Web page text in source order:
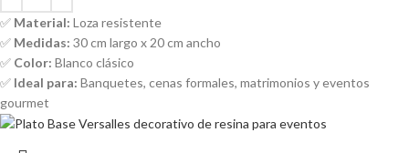
✅ Material: Loza resistente
✅ Medidas: 30 cm largo x 20 cm ancho
✅ Color: Blanco clásico
✅ Ideal para: Banquetes, cenas formales, matrimonios y eventos
gourmet